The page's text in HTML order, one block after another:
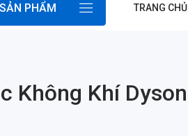
PHẨM TRANG CHỦ
Không Khí Dyson